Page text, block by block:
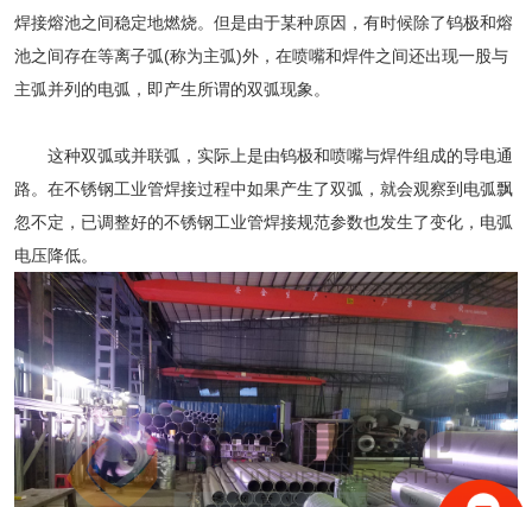
焊接熔池之间稳定地燃烧。但是由于某种原因，有时候除了钨极和熔
池之间存在等离子弧(称为主弧)外，在喷嘴和焊件之间还出现一股与
主弧并列的电弧，即产生所谓的双弧现象。
这种双弧或并联弧，实际上是由钨极和喷嘴与焊件组成的导电通
路。在不锈钢工业管焊接过程中如果产生了双弧，就会观察到电弧飘
忽不定，已调整好的不锈钢工业管焊接规范参数也发生了变化，电弧
电压降低。